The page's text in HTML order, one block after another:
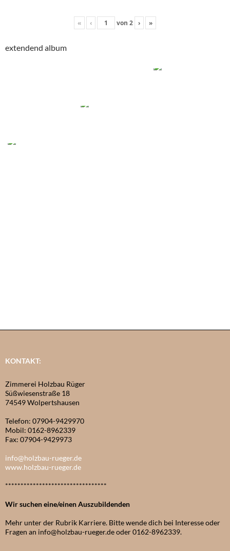
« ‹ von 2 › »
extendend album
KONTAKT:
Zimmerei Holzbau Rüger
Süßwiesenstraße 18
74549 Wolpertshausen
Telefon: 07904-9429970
Mobil: 0162-8962339
Fax: 07904-9429973
info@holzbau-rueger.de
www.holzbau-rueger.de
*********************************
Wir suchen eine/einen Auszubildenden
Mehr unter der Rubrik Karriere. Bitte wende dich bei Interesse oder
Fragen an info@holzbau-rueger.de oder 0162-8962339.